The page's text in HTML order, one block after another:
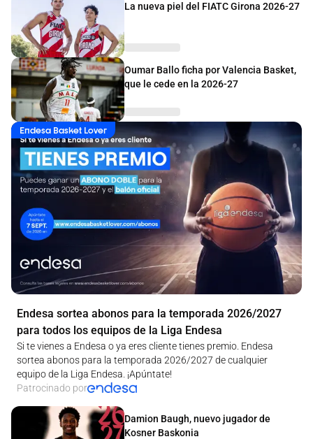
La nueva piel del FIATC Girona 2026-27
Oumar Ballo ficha por Valencia Basket,
que le cede en la 2026-27
Endesa Basket Lover
Endesa sortea abonos para la temporada 2026/2027
para todos los equipos de la Liga Endesa
Si te vienes a Endesa o ya eres cliente tienes premio. Endesa
sortea abonos para la temporada 2026/2027 de cualquier
equipo de la Liga Endesa. ¡Apúntate!
Patrocinado por
Damion Baugh, nuevo jugador de
Kosner Baskonia